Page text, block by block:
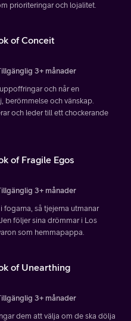
prioriteringar och lojalitet.
of Conceit
3+ månader
och når en
berömmelse och vänskap.
och leder till ett chockerande
of Fragile Egos
3+ månader
så tjejerna utmanar
följer sina drömmar i Los
som hemmapappa.
of Unearthing
3+ månader
dem att välja om de ska dölja